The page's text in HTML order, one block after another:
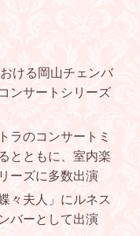
ける岡山チェンバ
ンサートシリーズ
ラのコンサートミ
とともに、 室内楽
ーズに多数出演
々夫人」にルネス
バーとして出演